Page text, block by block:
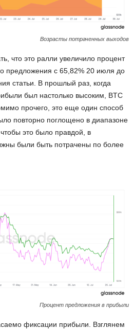
Возрасты потраченных выходов
что это ралли увеличило процент
предложения с 65,82% 20 июля до
статьи. В прошлый раз, когда
был настолько высоким, BTC
прочего, это еще один способ
повторно поглощено в диапазоне
это было правдой, в
были быть потрачены по более
Процент предложения в прибыли
фиксации прибыли. Взглянем